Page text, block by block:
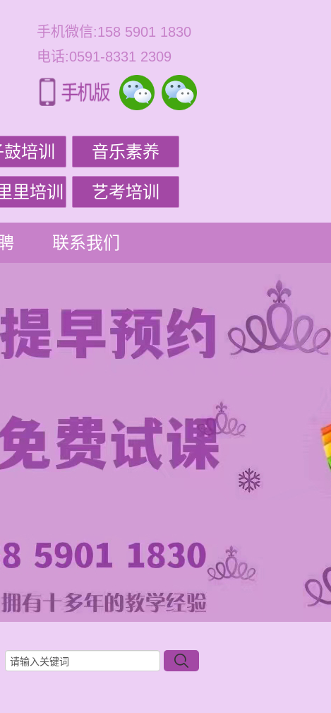
手机微信:158 5901 1830
电话:0591-8331 2309
培训 音乐素养
里培训 艺考培训
联系我们